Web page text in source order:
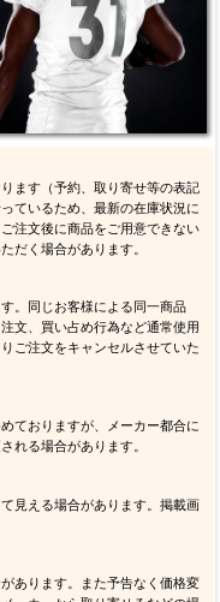
ます（予約、取り寄せ等の表記
ているため、最新の在庫状況に
注文後に商品をご用意できない
だく場合があります。
。同じお客様による同一商品
文、買い占め行為など通常使用
ご注文をキャンセルさせていた
ておりますが、メーカー都合に
れる場合があります。
見える場合があります。掲載画
あります。また予告なく価格変